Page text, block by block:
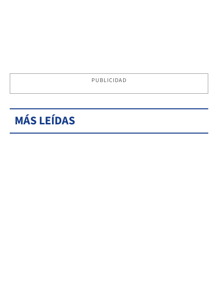
PUBLICIDAD
MÁS LEÍDAS